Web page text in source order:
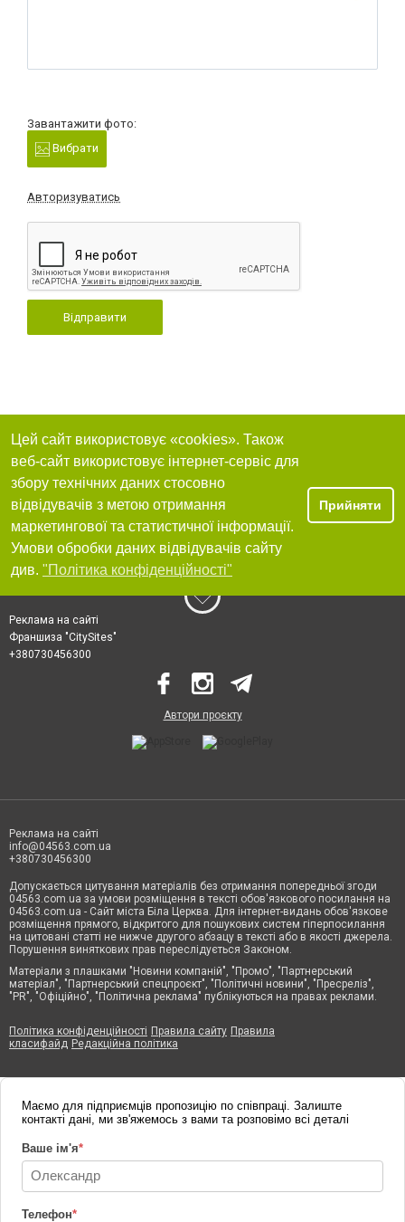
Завантажити фото:
Вибрати
Авторизуватись
Відправити
Цей сайт використовує «cookies». Також
веб-сайт використовує інтернет-сервіс для
збору технічних даних стосовно
відвідувачів з метою отримання
маркетингової та статистичної інформації.
Умови обробки даних відвідувачів сайту
див. "Політика конфіденційності"
Прийняти
Реклама на сайті
Франшиза "CitySites"
+380730456300
Автори проєкту
Реклама на сайті
info@04563.com.ua
+380730456300
Допускається цитування матеріалів без отримання попередньої згоди
04563.com.ua за умови розміщення в тексті обов'язкового посилання на
04563.com.ua - Сайт міста Біла Церква. Для інтернет-видань обов'язкове
розміщення прямого, відкритого для пошукових систем гіперпосилання
на цитовані статті не нижче другого абзацу в тексті або в якості джерела.
Порушення виняткових прав переслідується Законом.
Матеріали з плашками "Новини компаній", "Промо", "Партнерський
матеріал", "Партнерський спецпроєкт", "Політичні новини", "Пресреліз",
"PR", "Офіційно", "Політична реклама" публікуються на правах реклами.
Політика конфіденційності Правила сайту Правила
класифайд Редакційна політика
Маємо для підприємців пропозицію по співпраці. Залиште
контакті дані, ми зв'яжемось з вами та розповімо всі деталі
Ваше ім'я*
Телефон*